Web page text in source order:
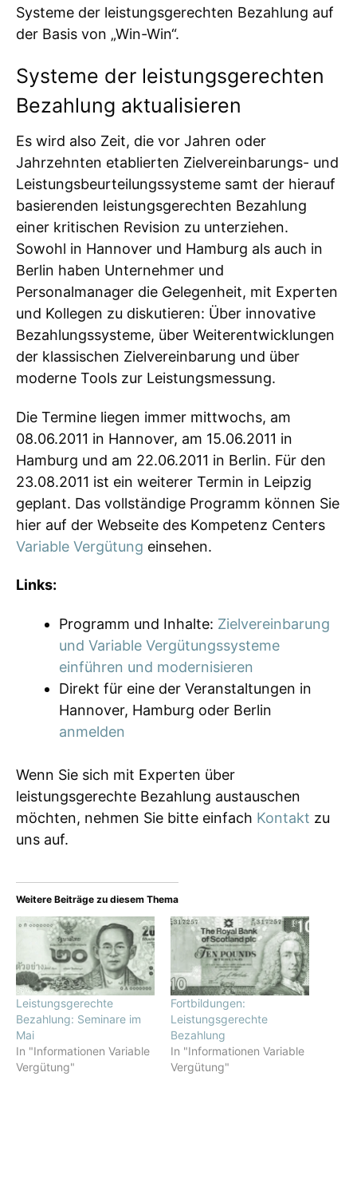
Systeme der leistungsgerechten Bezahlung auf
der Basis von „Win-Win“.
Systeme der leistungsgerechten
Bezahlung aktualisieren
Es wird also Zeit, die vor Jahren oder
Jahrzehnten etablierten Zielvereinbarungs- und
Leistungsbeurteilungssysteme samt der hierauf
basierenden leistungsgerechten Bezahlung
einer kritischen Revision zu unterziehen.
Sowohl in Hannover und Hamburg als auch in
Berlin haben Unternehmer und
Personalmanager die Gelegenheit, mit Experten
und Kollegen zu diskutieren: Über innovative
Bezahlungssysteme, über Weiterentwicklungen
der klassischen Zielvereinbarung und über
moderne Tools zur Leistungsmessung.
Die Termine liegen immer mittwochs, am
08.06.2011 in Hannover, am 15.06.2011 in
Hamburg und am 22.06.2011 in Berlin. Für den
23.08.2011 ist ein weiterer Termin in Leipzig
geplant. Das vollständige Programm können Sie
hier auf der Webseite des Kompetenz Centers
Variable Vergütung einsehen.
Links:
Programm und Inhalte: Zielvereinbarung
und Variable Vergütungssysteme
einführen und modernisieren
Direkt für eine der Veranstaltungen in
Hannover, Hamburg oder Berlin
anmelden
Wenn Sie sich mit Experten über
leistungsgerechte Bezahlung austauschen
möchten, nehmen Sie bitte einfach Kontakt zu
uns auf.
Weitere Beiträge zu diesem Thema
Leistungsgerechte
Bezahlung: Seminare im
Mai
In "Informationen Variable
Vergütung"
Fortbildungen:
Leistungsgerechte
Bezahlung
In "Informationen Variable
Vergütung"